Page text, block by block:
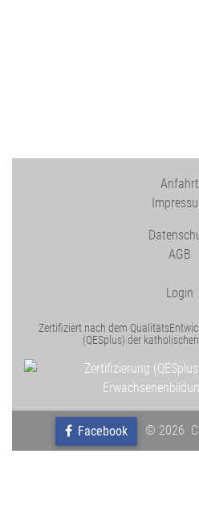
Anfahrt
AGB
Login
Zertifiziert nach dem
(QESplus) der
Facebook © 2026